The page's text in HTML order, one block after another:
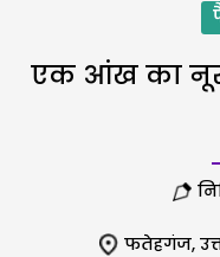
एक आंख का
फतेहगंज,